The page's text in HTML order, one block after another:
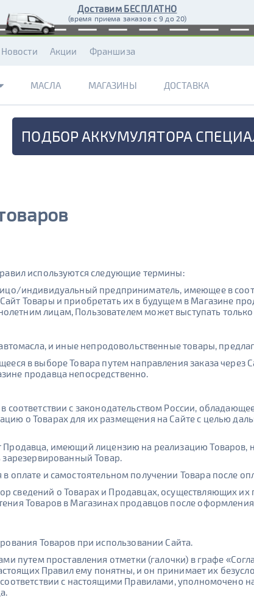
Доставим БЕСПЛАТНО
(время приема заказов с 9 до 20)
Новости Акции Франшиза
МАСЛА МАГАЗИНЫ ДОСТАВКА
ПОДБОР АККУМУЛЯТОРА
используются следующие термины:
индивидуальный предприниматель, имеющее в
Товары и приобретать их в будущем в Магазине
лицам, Пользователем может выступать
и иные непродовольственные товары,
в выборе Товара путем направления заказа через
продавца непосредственно.
соответствии с законодательством России,
о Товарах для их размещения на Сайте с целью
Продавца, имеющий лицензию на реализацию Товаров,
Товар.
оплате и самостоятельном получении Товара после
сведений о Товарах и Продавцах, осуществляющих их
Товаров в Магазинах продавцов после
Товаров при использовании Сайта.
путем проставления отметки (галочки) в графе
Правил ему понятны, и он принимает их
с настоящими Правилами,